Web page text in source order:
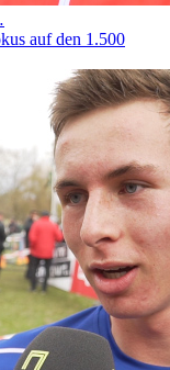
auf den 1.500